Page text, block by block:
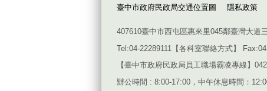
臺中市政府民政局交通位置圖 隱私政策
407610臺中市西屯區惠來里045鄰臺灣大道
Tel:04-22289111【各科室聯絡方式】
【臺中市政府民政局員工職場霸凌專線】
辦公時間 : 8:00-17:00，中午休息時間：